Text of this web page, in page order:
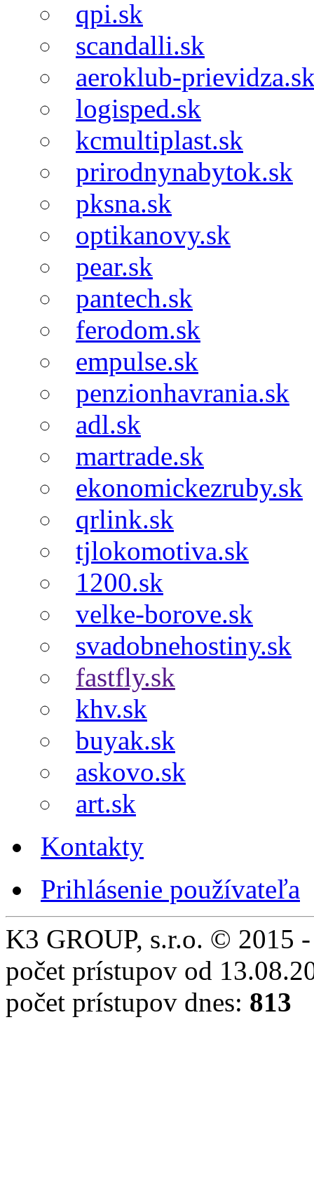
qpi.sk
scandalli.sk
aeroklub-
logisped.sk
kcmultiplast.sk
prirodnynabytok.sk
pksna.sk
optikanovy.sk
pear.sk
pantech.sk
ferodom.sk
empulse.sk
penzionhavrania.sk
adl.sk
martrade.sk
ekonomickezruby.sk
qrlink.sk
tjlokomotiva.sk
1200.sk
velke-borove.sk
svadobnehostiny.sk
fastfly.sk
khv.sk
buyak.sk
askovo.sk
art.sk
Kontakty
Prihlásenie používateľa
K3 GROUP, s.r.o. © 2015
počet prístupov od
počet prístupov dnes: 813